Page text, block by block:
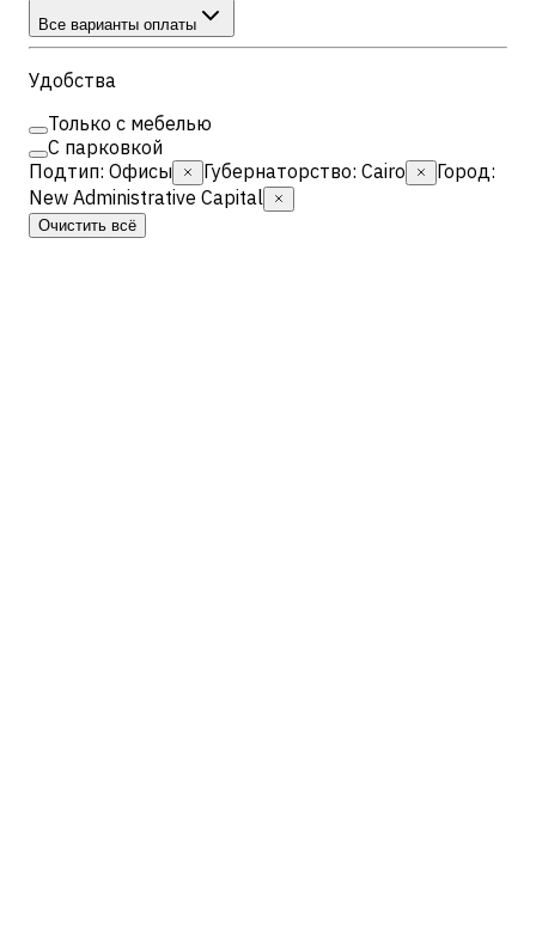
Все варианты оплаты
Удобства
Только с мебелью
С парковкой
Подтип: Офисы Губернаторство: Cairo Город:
New Administrative Capital
Очистить всё